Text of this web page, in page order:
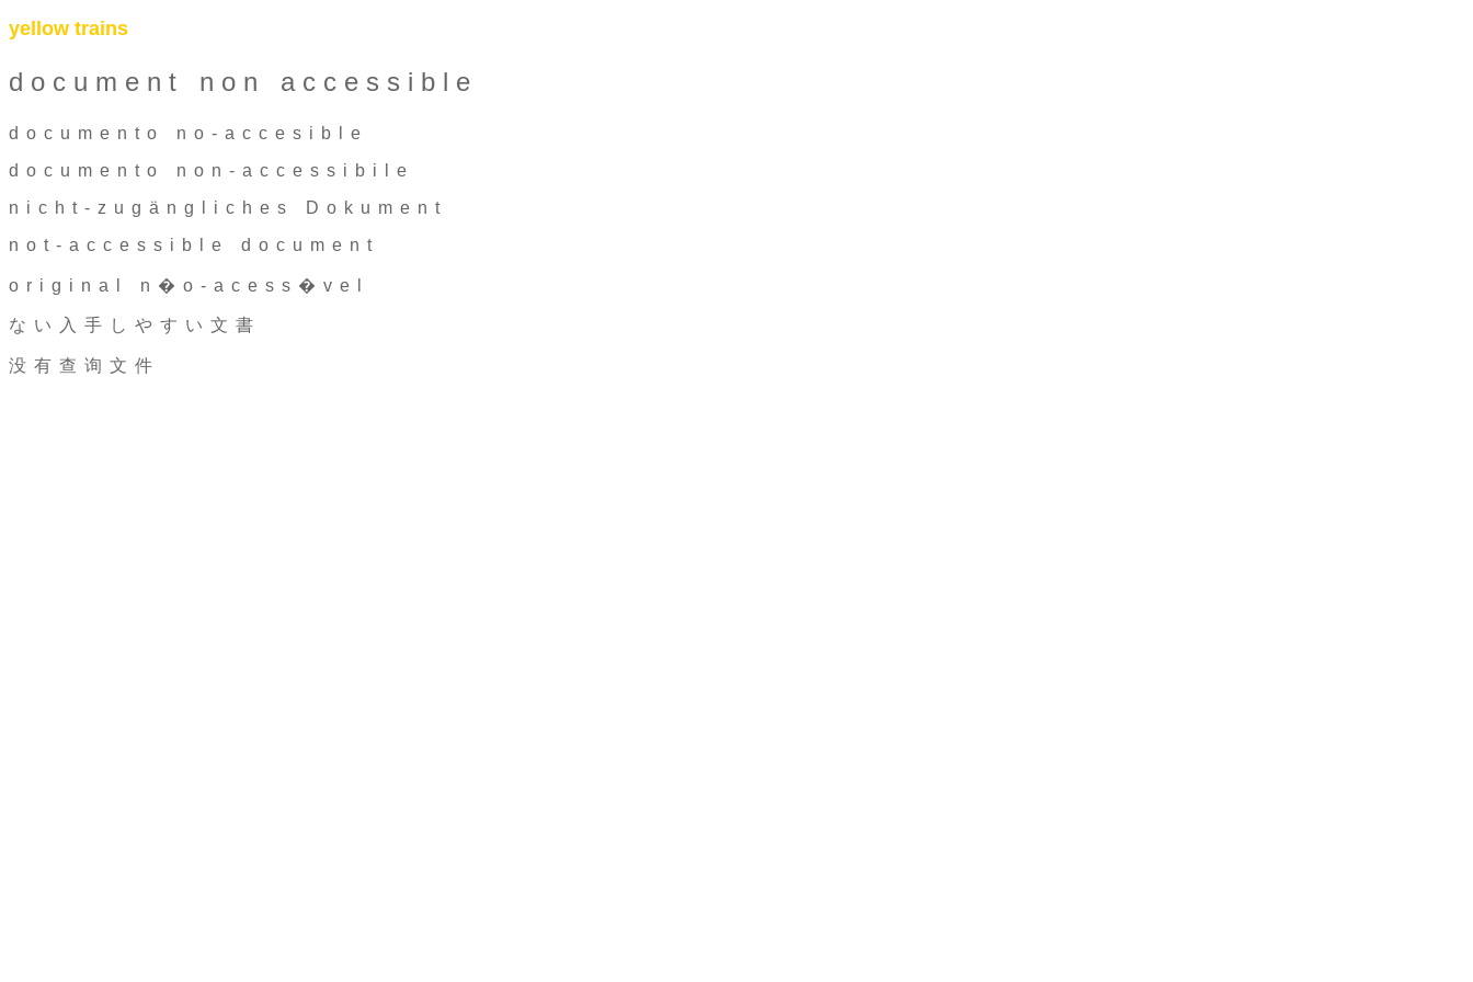
yellow trains
document non accessible
documento no-accesible
documento non-accessibile
nicht-zugängliches Dokument
not-accessible document
original n�o-acess�vel
ない入手しやすい文書
没有查询文件